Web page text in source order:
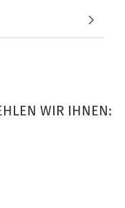
WIR IHNEN: